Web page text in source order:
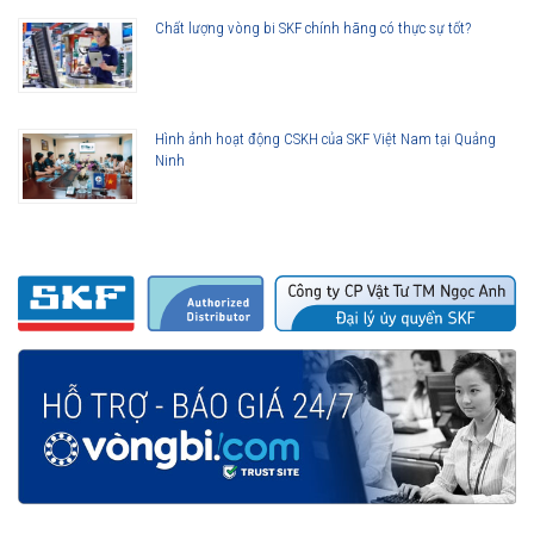
0921 345 345 096 123 8558
Chất lượng vòng bi SKF chính hãng có thực sự tốt?
Hình ảnh hoạt động CSKH của SKF Việt Nam tại Quảng
Ninh